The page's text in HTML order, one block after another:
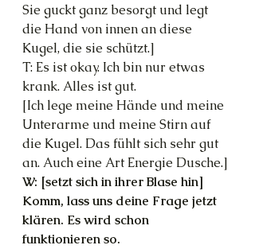
Sie guckt ganz besorgt und legt
die Hand von innen an diese
Kugel, die sie schützt.]
T: Es ist okay. Ich bin nur etwas
krank. Alles ist gut.
[Ich lege meine Hände und meine
Unterarme und meine Stirn auf
die Kugel. Das fühlt sich sehr gut
an. Auch eine Art Energie Dusche.]
W: [setzt sich in ihrer Blase hin]
Komm, lass uns deine Frage jetzt
klären. Es wird schon
funktionieren so.